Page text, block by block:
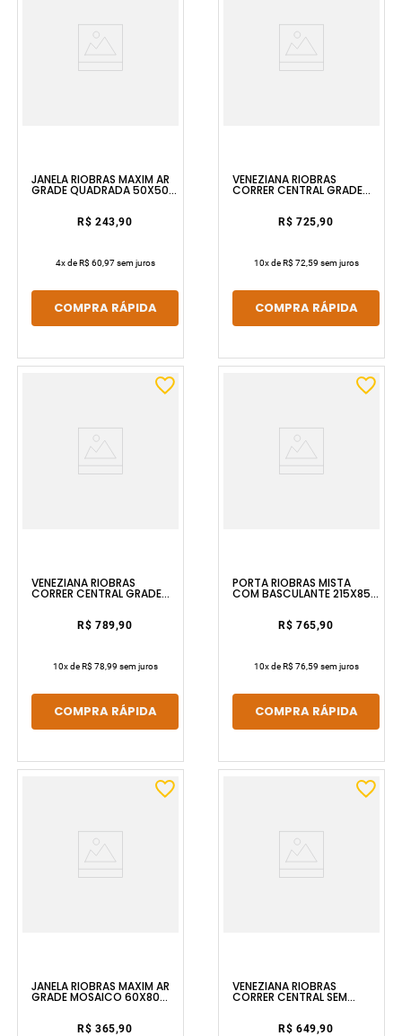
JANELA RIOBRAS MAXIM AR
GRADE QUADRADA 50X50
SEM PINTURA E SEM VIDRO
R$ 243,90
4x deR$ 60,97sem juros
COMPRA RÁPIDA
VENEZIANA RIOBRAS
CORRER CENTRAL GRADE
R$ 725,90
10x deR$ 72,59 sem juros
COMPRA RÁPIDA
VENEZIANA RIOBRAS
CORRER CENTRAL GRADE
R$ 789,90
10x deR$ 78,99 sem juros
COMPRA RÁPIDA
PORTA RIOBRAS MISTA
COM BASCULANTE 215X85
R$ 765,90
10x deR$ 76,59 sem juros
COMPRA RÁPIDA
JANELA RIOBRAS MAXIM AR
GRADE MOSAICO 60X80
R$ 365,90
VENEZIANA RIOBRAS
CORRER CENTRAL SEM
R$ 649,90